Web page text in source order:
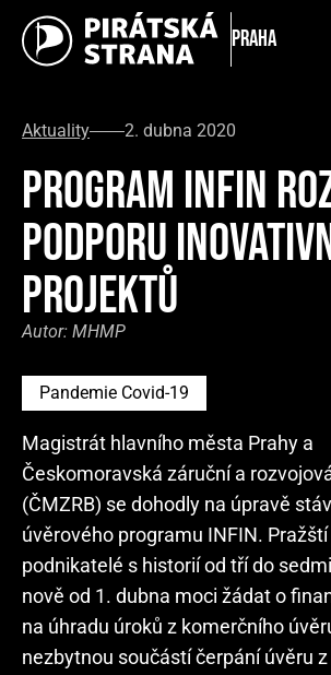
Praha
Aktuality 2. dubna 2020
PROGRAM INFIN
PODPORU
PROJEKTŮ
Autor: MHMP
Pandemie Covid-19
Magistrát hlavního města Prahy a
Českomoravská záruční a
(ČMZRB) se dohodly na úpravě
úvěrového programu INFIN.
podnikatelé s historií od tří do
nově od 1. dubna moci žádat o
na úhradu úroků z komerčního
nezbytnou součástí čerpání úvěru